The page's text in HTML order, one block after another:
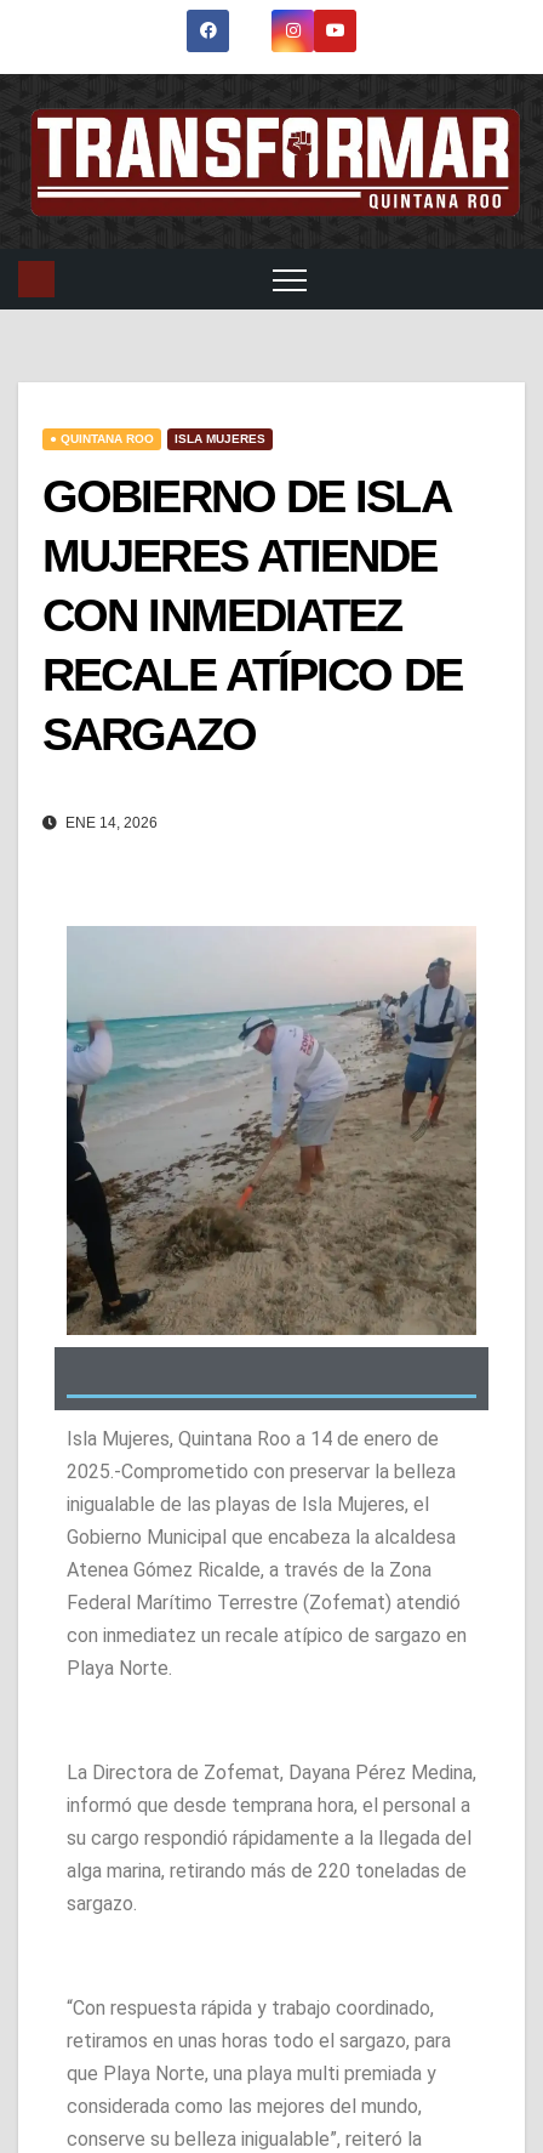
● QUINTANA ROO ISLA MUJERES
GOBIERNO DE ISLA
MUJERES ATIENDE
CON INMEDIATEZ
RECALE ATÍPICO DE
SARGAZO
ENE 14, 2026
Isla Mujeres, Quintana Roo a 14 de enero de
2025.-Comprometido con preservar la belleza
inigualable de las playas de Isla Mujeres, el
Gobierno Municipal que encabeza la alcaldesa
Atenea Gómez Ricalde, a través de la Zona
Federal Marítimo Terrestre (Zofemat) atendió
con inmediatez un recale atípico de sargazo en
Playa Norte.
La Directora de Zofemat, Dayana Pérez Medina,
informó que desde temprana hora, el personal a
su cargo respondió rápidamente a la llegada del
alga marina, retirando más de 220 toneladas de
sargazo.
“Con respuesta rápida y trabajo coordinado,
retiramos en unas horas todo el sargazo, para
que Playa Norte, una playa multi premiada y
considerada como las mejores del mundo,
conserve su belleza inigualable”, reiteró la